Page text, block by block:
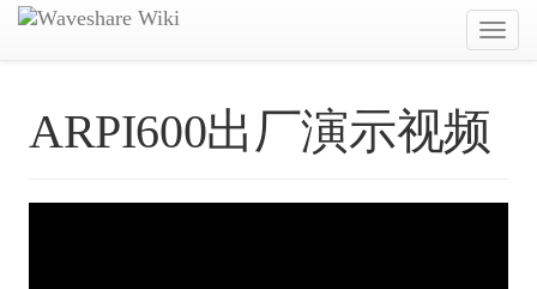
ARPI600出厂演示视频